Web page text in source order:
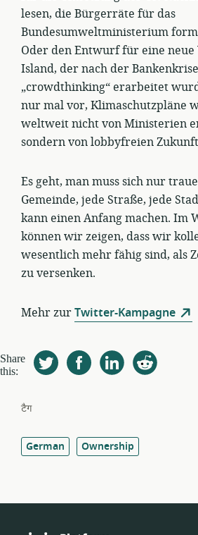
lesen, die Bürgerräte für das
Bundesumweltministerium
Oder den Entwurf für eine neue
Island, der nach der
„crowdthinking“ erarbeitet
nur mal vor, Klimaschutzpläne
weltweit nicht von Ministerien
sondern von lobbyfreien
Es geht, man muss sich nur
Gemeinde, jede Straße, jede
kann einen Anfang machen. Im
können wir zeigen, dass wir
wesentlich mehr fähig sind, als
zu versenken.
Mehr zurTwitter-Kampagne
Share
this:
टैग
German Ownership